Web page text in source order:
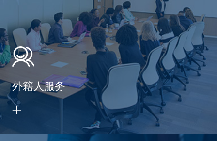
外籍人服务